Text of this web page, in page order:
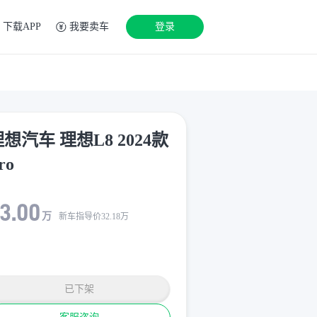
下载APP 我要卖车 登录
想汽车 理想L8 2024款
万 新车指导价32.18万
已下架